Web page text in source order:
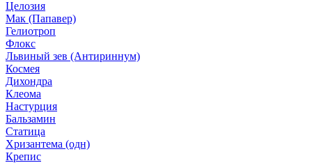
Целозия
Мак (Папавер)
Гелиотроп
Флокс
Львиный зев (Антириннум)
Космея
Дихондра
Клеома
Настурция
Бальзамин
Статица
Хризантема (одн)
Крепис